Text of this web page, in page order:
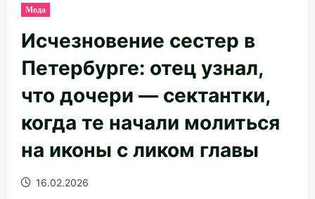
Мода
Исчезновение сестер в
Петербурге: отец узнал,
что дочери — сектантки,
когда те начали молиться
на иконы с ликом главы
16.02.2026